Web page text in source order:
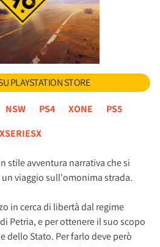
PLAYSTATION STORE
NSW PS4 XONE
PS5
stile avventura narrativa che si
viaggio sull'omonima strada.
in cerca di libertà dal regime
Petria, e per ottenere il suo scopo
dello Stato. Per farlo deve però